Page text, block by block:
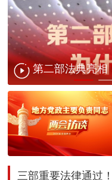
第二部法典亮相
三部重要法律通过